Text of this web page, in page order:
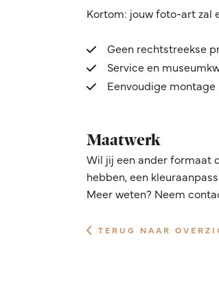
Kortom: jouw foto-art zal
Geen rechtstreekse
Service en
Eenvoudige montage
Maatwerk
Wil jij een ander formaat
hebben, een
Meer weten? Neem
TERUG NAAR